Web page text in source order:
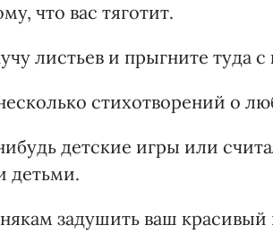
что вас тяготит.
листьев и прыгните туда
стихотворений о
детские игры или
детьми.
задушить ваш красивый